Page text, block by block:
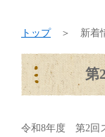
トップ＞ 新着
第
令和8年度 第2回